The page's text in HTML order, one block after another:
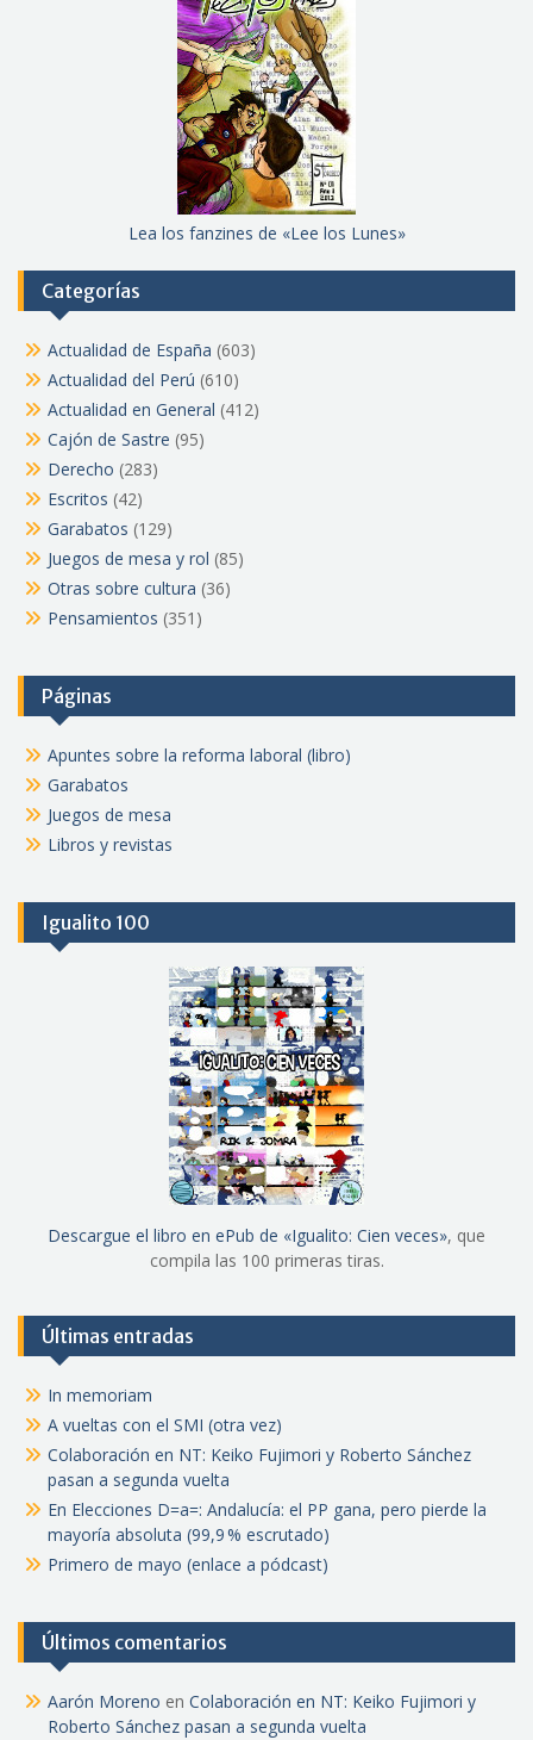
Lea los fanzines de «Lee los Lunes»
Categorías
Actualidad de España (603)
Actualidad del Perú (610)
Actualidad en General (412)
Cajón de Sastre (95)
Derecho (283)
Escritos (42)
Garabatos (129)
Juegos de mesa y rol (85)
Otras sobre cultura (36)
Pensamientos (351)
Páginas
Apuntes sobre la reforma laboral (libro)
Garabatos
Juegos de mesa
Libros y revistas
Igualito 100
Descargue el libro en ePub de «Igualito: Cien veces», que
compila las 100 primeras tiras.
Últimas entradas
In memoriam
A vueltas con el SMI (otra vez)
Colaboración en NT: Keiko Fujimori y Roberto Sánchez
pasan a segunda vuelta
En Elecciones D=a=: Andalucía: el PP gana, pero pierde la
mayoría absoluta (99,9 % escrutado)
Primero de mayo (enlace a pódcast)
Últimos comentarios
Aarón Moreno en Colaboración en NT: Keiko Fujimori y
Roberto Sánchez pasan a segunda vuelta